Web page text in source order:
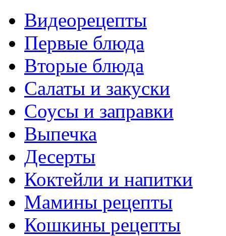
Видеорецепты
Первые блюда
Вторые блюда
Салаты и закуски
Соусы и заправки
Выпечка
Десерты
Коктейли и напитки
Мамины рецепты
Кошкины рецепты